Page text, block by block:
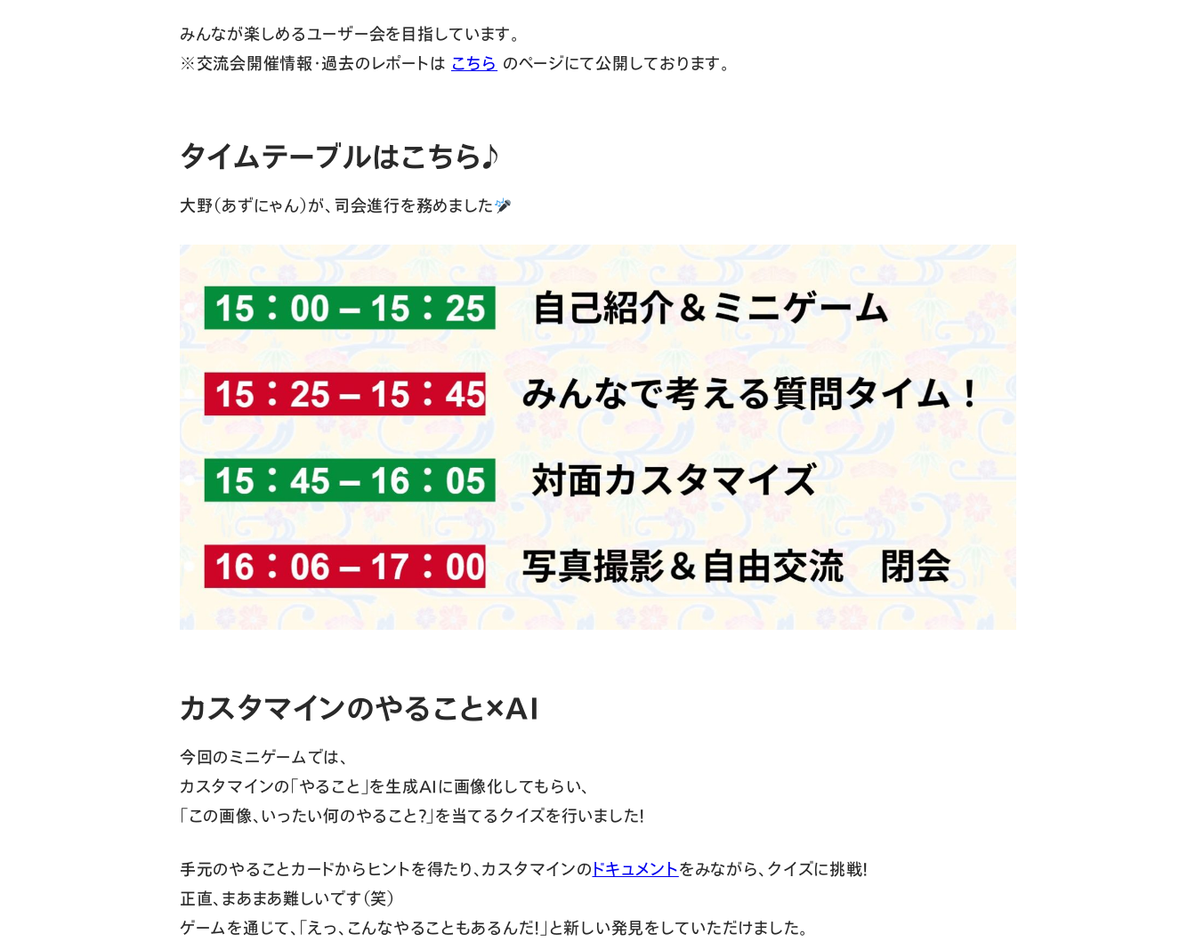
みんなが楽しめるユーザー会を目指しています。
※交流会開催情報・過去のレポートは こちら のページにて公開しております。
タイムテーブルはこちら♪
大野（あずにゃん）が、司会進行を務めました
カスタマインのやること×AI
今回のミニゲームでは、
カスタマインの「やること」を生成AIに画像化してもらい、
「この画像、いったい何のやること？」を当てるクイズを行いました！
手元のやることカードからヒントを得たり、カスタマインのドキュメントをみながら、クイズに挑戦！
正直、まあまあ難しいです（笑）
ゲームを通じて、「えっ、こんなやることもあるんだ！」と新しい発見をしていただけました。